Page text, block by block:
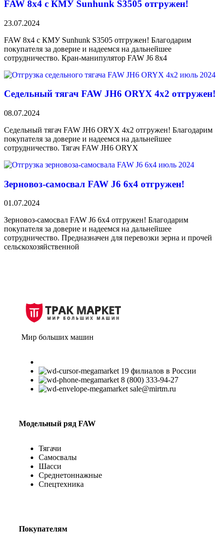
FAW 8х4 с КМУ Sunhunk S3505 отгружен!
23.07.2024
FAW 8х4 с КМУ Sunhunk S3505 отгружен! Благодарим
покупателя за доверие и надеемся на дальнейшее
сотрудничество. Кран-манипулятор FAW J6 8х4
Седельный тягач FAW JH6 ORYX 4х2 отгружен!
08.07.2024
Седельный тягач FAW JH6 ORYX 4х2 отгружен! Благодарим
покупателя за доверие и надеемся на дальнейшее
сотрудничество. Тягач FAW JH6 ORYX
Зерновоз-самосвал FAW J6 6х4 отгружен!
01.07.2024
Зерновоз-самосвал FAW J6 6х4 отгружен! Благодарим
покупателя за доверие и надеемся на дальнейшее
сотрудничество. Предназначен для перевозки зерна и прочей
сельскохозяйственной
Мир больших машин
19 филиалов в России
8 (800) 333-94-27
sale@mirtm.ru
Модельный ряд FAW
Тягачи
Самосвалы
Шасси
Среднетоннажные
Спецтехника
Покупателям